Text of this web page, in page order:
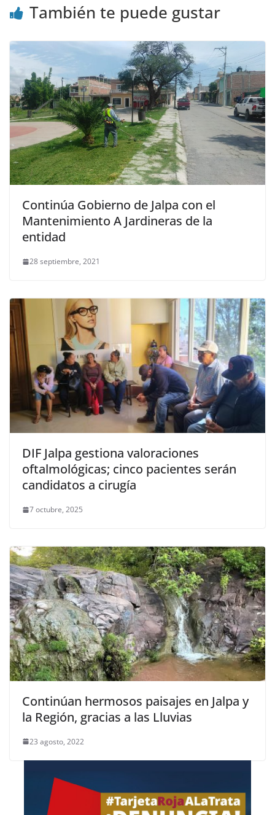
También te puede gustar
Continúa Gobierno de Jalpa con el
Mantenimiento A Jardineras de la
entidad
28 septiembre, 2021
DIF Jalpa gestiona valoraciones
oftalmológicas; cinco pacientes serán
candidatos a cirugía
7 octubre, 2025
Continúan hermosos paisajes en Jalpa y
la Región, gracias a las Lluvias
23 agosto, 2022